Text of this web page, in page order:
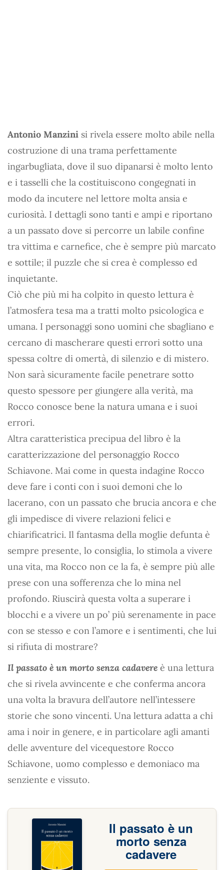
Antonio Manzini si rivela essere molto abile nella
costruzione di una trama perfettamente
ingarbugliata, dove il suo dipanarsi è molto lento
e i tasselli che la costituiscono congegnati in
modo da incutere nel lettore molta ansia e
curiosità. I dettagli sono tanti e ampi e riportano
a un passato dove si percorre un labile confine
tra vittima e carnefice, che è sempre più marcato
e sottile; il puzzle che si crea è complesso ed
inquietante.
Ciò che più mi ha colpito in questo lettura è
l’atmosfera tesa ma a tratti molto psicologica e
umana. I personaggi sono uomini che sbagliano e
cercano di mascherare questi errori sotto una
spessa coltre di omertà, di silenzio e di mistero.
Non sarà sicuramente facile penetrare sotto
questo spessore per giungere alla verità, ma
Rocco conosce bene la natura umana e i suoi
errori.
Altra caratteristica precipua del libro è la
caratterizzazione del personaggio Rocco
Schiavone. Mai come in questa indagine Rocco
deve fare i conti con i suoi demoni che lo
lacerano, con un passato che brucia ancora e che
gli impedisce di vivere relazioni felici e
chiarificatrici. Il fantasma della moglie defunta è
sempre presente, lo consiglia, lo stimola a vivere
una vita, ma Rocco non ce la fa, è sempre più alle
prese con una sofferenza che lo mina nel
profondo. Riuscirà questa volta a superare i
blocchi e a vivere un po’ più serenamente in pace
con se stesso e con l’amore e i sentimenti, che lui
si rifiuta di mostrare?
Il passato è un morto senza cadavere è una lettura
che si rivela avvincente e che conferma ancora
una volta la bravura dell’autore nell’intessere
storie che sono vincenti. Una lettura adatta a chi
ama i noir in genere, e in particolare agli amanti
delle avventure del vicequestore Rocco
Schiavone, uomo complesso e demoniaco ma
senziente e vissuto.
Il passato è un
morto senza
cadavere